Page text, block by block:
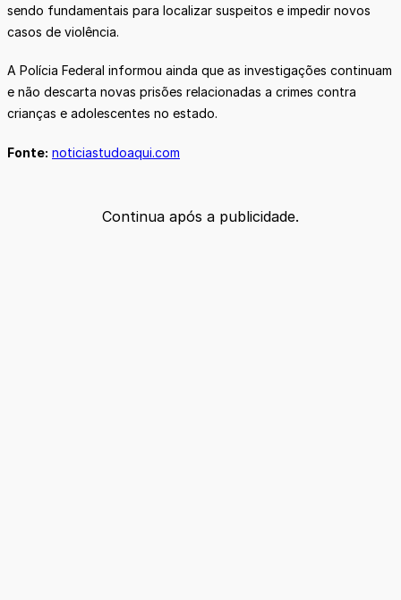
sendo fundamentais para localizar suspeitos e impedir novos
casos de violência.
A Polícia Federal informou ainda que as investigações continuam
e não descarta novas prisões relacionadas a crimes contra
crianças e adolescentes no estado.
Fonte: noticiastudoaqui.com
Continua após a publicidade.